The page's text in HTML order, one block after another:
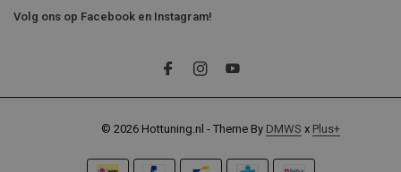
Volg ons op Facebook en Instagram!
© 2026 Hottuning.nl - Theme By DMWS x Plus+